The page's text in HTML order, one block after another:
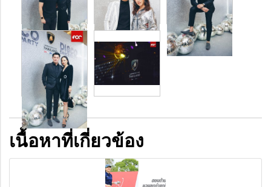
เนื้อหาที่เกี่ยวข้อง